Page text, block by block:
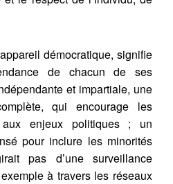
démocratique, signifie
de chacun de ses
et impartiale, une
qui encourage les
enjeux politiques ; un
pour inclure les minorités
pas d’une surveillance
à travers les réseaux